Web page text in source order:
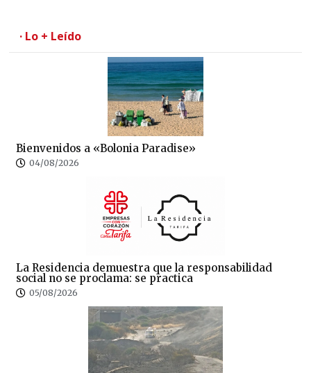
· Lo + Leído
Bienvenidos a «Bolonia Paradise»
04/08/2026
La Residencia demuestra que la responsabilidad
social no se proclama: se practica
05/08/2026